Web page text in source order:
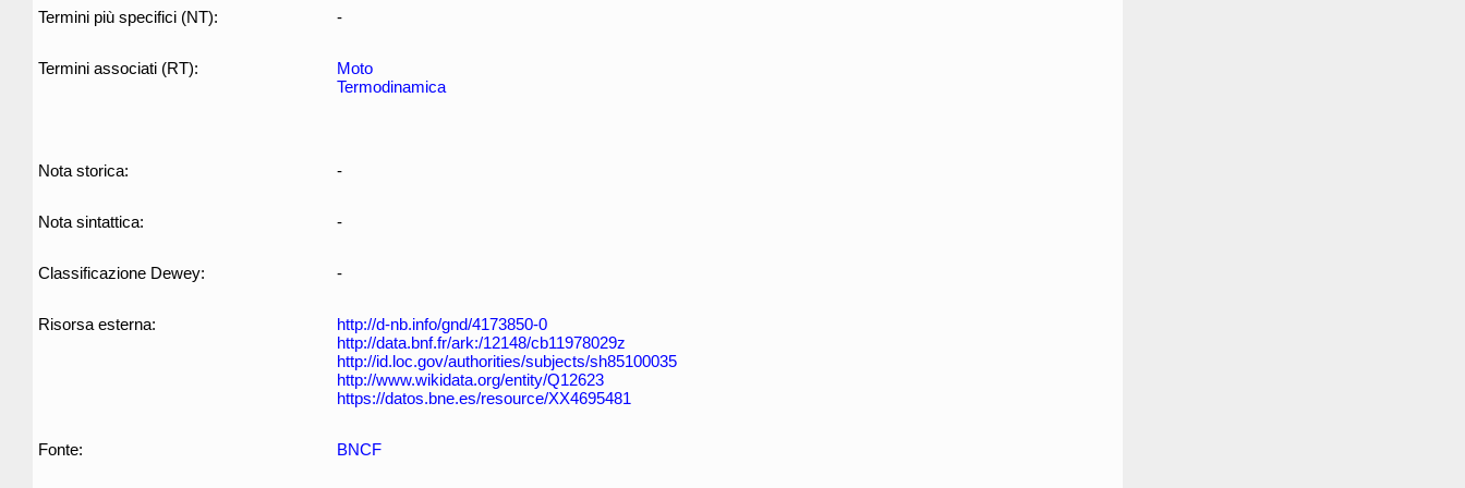
Termini più specifici (NT): -
Termini associati (RT):
Moto
Termodinamica
Nota storica: -
Nota sintattica: -
Classificazione Dewey: -
Risorsa esterna:
http://d-nb.info/gnd/4173850-0
http://data.bnf.fr/ark:/12148/cb11978029z
http://id.loc.gov/authorities/subjects/sh85100035
http://www.wikidata.org/entity/Q12623
https://datos.bne.es/resource/XX4695481
Fonte: BNCF